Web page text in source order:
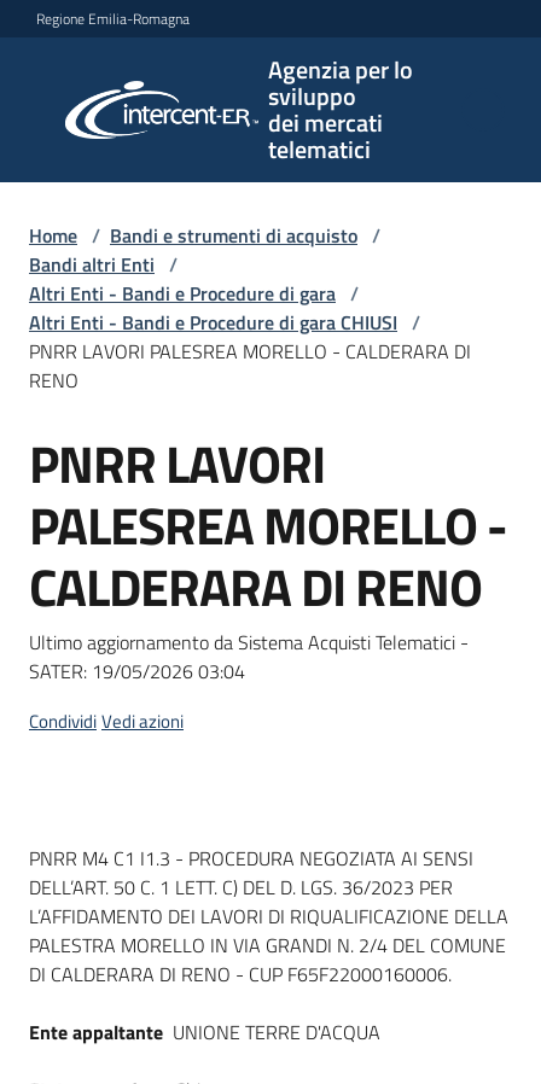
Vai al contenuto
Vai alla navigazione
Vai al footer
Regione Emilia-Romagna
Agenzia per lo
sviluppo
dei mercati
telematici
per lo
sviluppo
telematici
L'Agenzia
Bandi
e
di
Supporto
English
site
Home / Bandi e strumenti di acquisto /
Bandi altri Enti /
Altri Enti - Bandi e Procedure di gara /
Altri Enti - Bandi e Procedure di gara CHIUSI /
PNRR LAVORI PALESREA MORELLO - CALDERARA DI
RENO
Salta al contenuto
PNRR LAVORI
PALESREA MORELLO -
CALDERARA DI RENO
Ultimo aggiornamento da Sistema Acquisti Telematici -
SATER: 19/05/2026 03:04
CondividiVedi azioni
Dati del bando
PNRR M4 C1 I1.3 - PROCEDURA NEGOZIATA AI SENSI
DELL’ART. 50 C. 1 LETT. C) DEL D. LGS. 36/2023 PER
L’AFFIDAMENTO DEI LAVORI DI RIQUALIFICAZIONE DELLA
PALESTRA MORELLO IN VIA GRANDI N. 2/4 DEL COMUNE
DI CALDERARA DI RENO - CUP F65F22000160006.
Ente appaltante UNIONE TERRE D'ACQUA